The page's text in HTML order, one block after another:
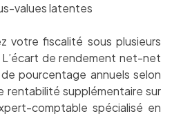
values latentes
votre fiscalité sous plusieurs
L’écart de rendement net-net
pourcentage annuels selon
rentabilité supplémentaire sur
comptable spécialisé en